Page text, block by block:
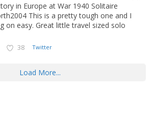
in Europe at War 1940 Solitaire
This is a pretty tough one and I
on easy. Great little travel sized solo
38 Twitter
Load More...